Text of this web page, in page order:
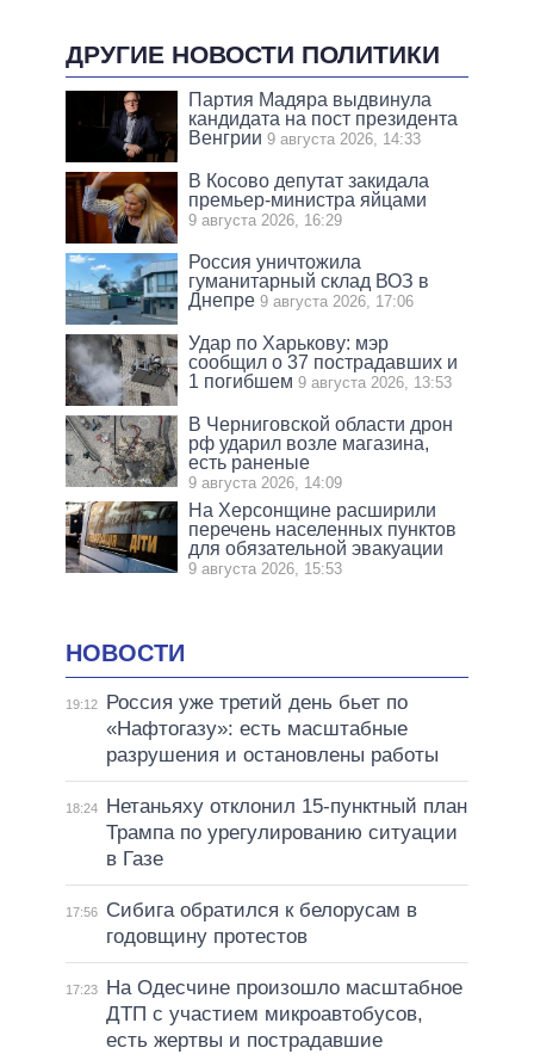
ДРУГИЕ НОВОСТИ ПОЛИТИКИ
Партия Мадяра выдвинула
кандидата на пост президента
Венгрии 9 августа 2026, 14:33
В Косово депутат закидала
премьер-министра яйцами
9 августа 2026, 16:29
Россия уничтожила
гуманитарный склад ВОЗ в
Днепре 9 августа 2026, 17:06
Удар по Харькову: мэр
сообщил о 37 пострадавших и
1 погибшем 9 августа 2026, 13:53
В Черниговской области дрон
рф ударил возле магазина,
есть раненые
9 августа 2026, 14:09
На Херсонщине расширили
перечень населенных пунктов
для обязательной эвакуации
9 августа 2026, 15:53
НОВОСТИ
19:12
Россия уже третий день бьет по
«Нафтогазу»: есть масштабные
разрушения и остановлены работы
18:24
Нетаньяху отклонил 15-пунктный план
Трампа по урегулированию ситуации
в Газе
17:56
Сибига обратился к белорусам в
годовщину протестов
17:23
На Одесчине произошло масштабное
ДТП с участием микроавтобусов,
есть жертвы и пострадавшие